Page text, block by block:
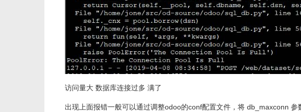
访问量大 数据库连接过多 满了
出现上面报错一般可以通过调整odoo的conf配置文件，将 db_maxconn 参